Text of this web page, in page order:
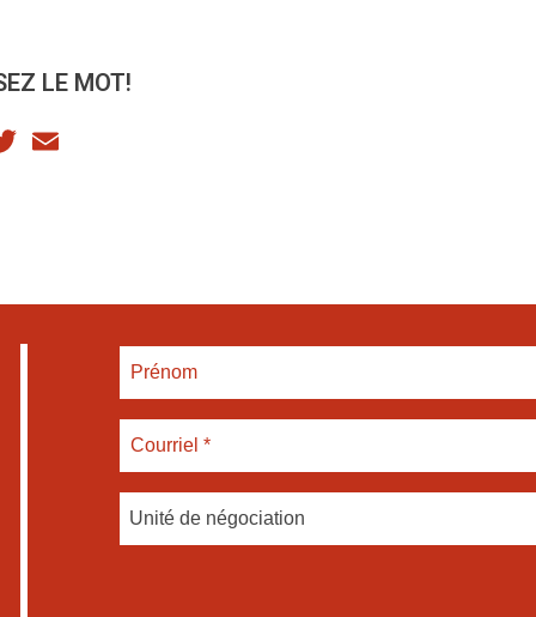
LE MOT!
Twitter
Unité de négociation